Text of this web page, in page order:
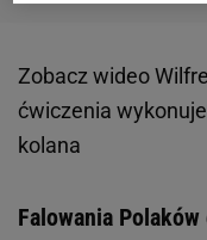
Zobacz wideo
ćwiczenia
kolana
Falowania